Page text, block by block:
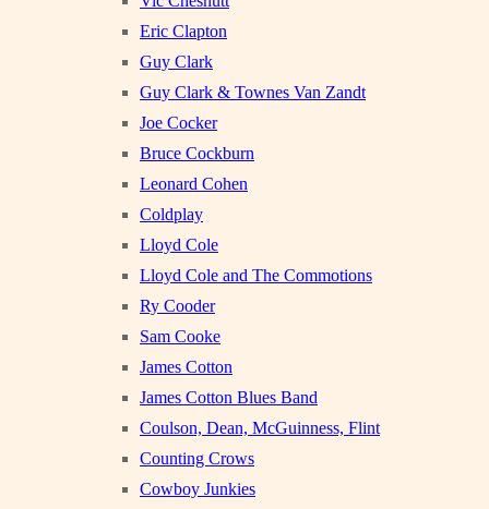
Eric Clapton
Guy Clark
Guy Clark & Townes Van Zandt
Joe Cocker
Bruce Cockburn
Leonard Cohen
Coldplay
Lloyd Cole
Lloyd Cole and The Commotions
Ry Cooder
Sam Cooke
James Cotton
James Cotton Blues Band
Coulson, Dean, McGuinness, Flint
Counting Crows
Cowboy Junkies